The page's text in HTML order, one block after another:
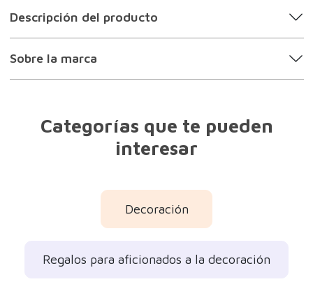
Descripción del producto
Sobre la marca
Categorías que te pueden
interesar
Decoración
Regalos para aficionados a la decoración